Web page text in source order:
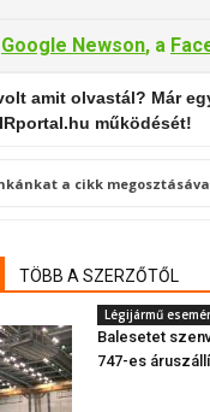
Google Newson, a
amit olvastál? Már
működését!
a cikk
TÖBB A SZERZŐTŐL
Légijármű
Balesetet
747-es